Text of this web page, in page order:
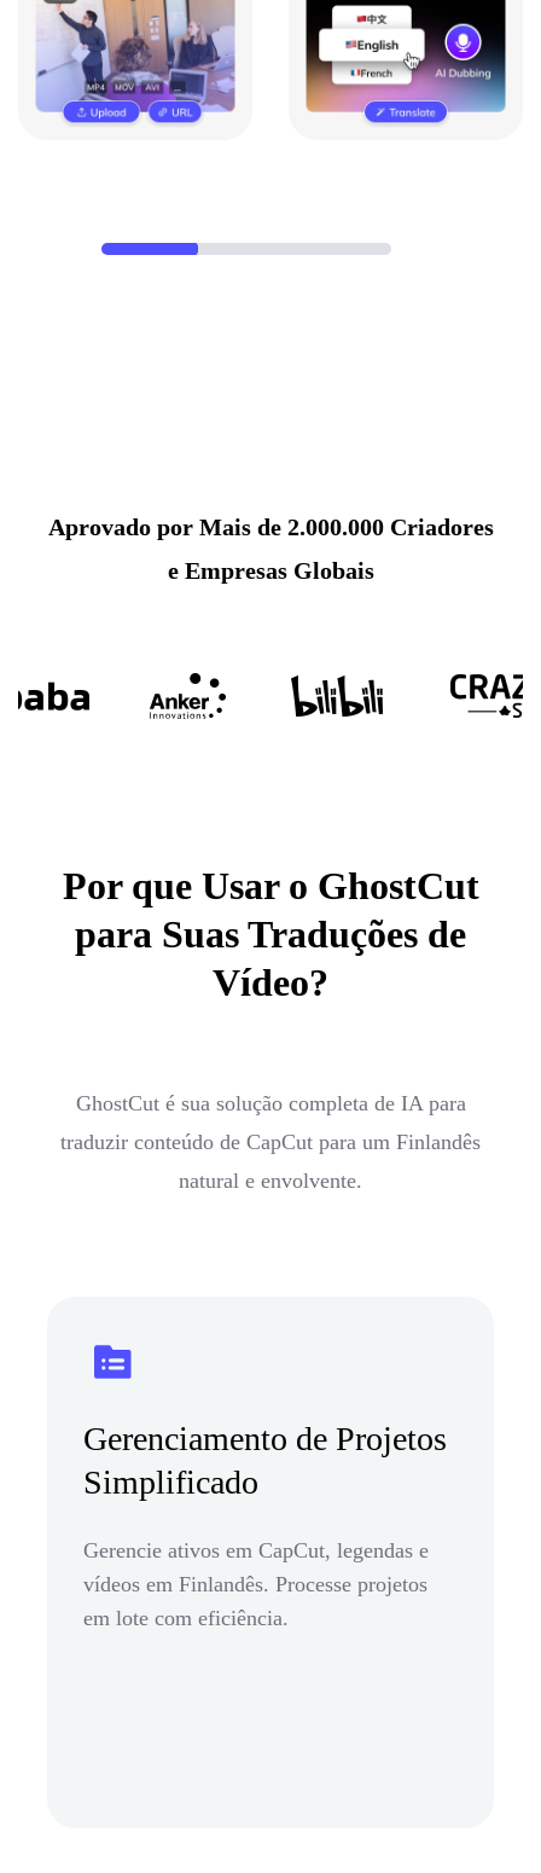
Aprovado por Mais de 2.000.000 Criadores
e Empresas Globais
Por que Usar o GhostCut
para Suas Traduções de
Vídeo?
GhostCut é sua solução completa de IA para
traduzir conteúdo de CapCut para um Finlandês
natural e envolvente.
Gerenciamento de Projetos
Simplificado
Gerencie ativos em CapCut, legendas e
vídeos em Finlandês. Processe projetos
em lote com eficiência.